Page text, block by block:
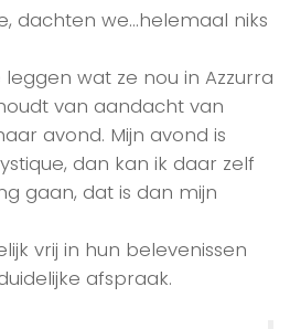
dachten we…helemaal niks
wat ze nou in Azzurra
van aandacht van
avond. Mijn avond is
dan kan ik daar zelf
gaan, dat is dan mijn
vrij in hun belevenissen
afspraak.